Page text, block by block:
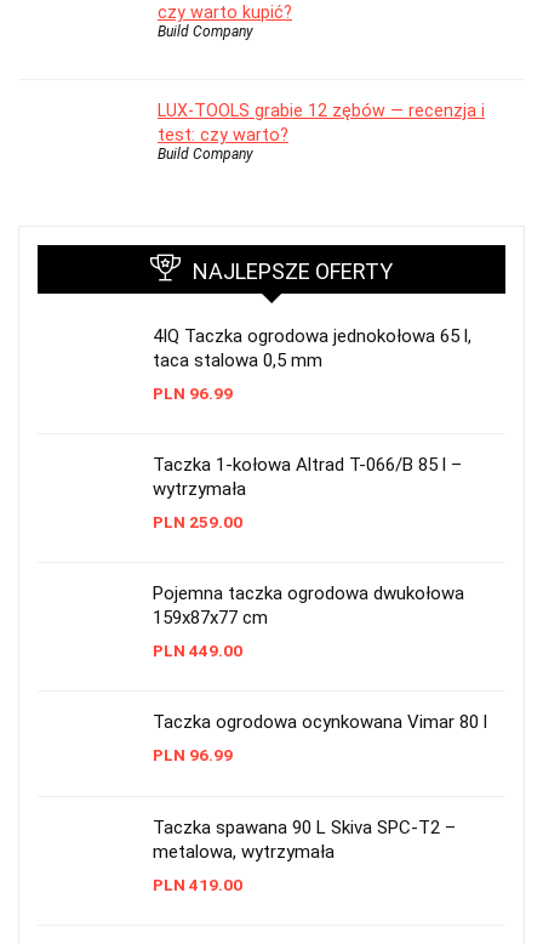
czy warto kupić?
Build Company
LUX-TOOLS grabie 12 zębów — recenzja i
test: czy warto?
Build Company
NAJLEPSZE OFERTY
4IQ Taczka ogrodowa jednokołowa 65 l,
taca stalowa 0,5 mm
PLN 96.99
Taczka 1-kołowa Altrad T-066/B 85 l –
wytrzymała
PLN 259.00
Pojemna taczka ogrodowa dwukołowa
159x87x77 cm
PLN 449.00
Taczka ogrodowa ocynkowana Vimar 80 l
PLN 96.99
Taczka spawana 90 L Skiva SPC-T2 –
metalowa, wytrzymała
PLN 419.00